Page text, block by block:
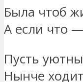
Была чтоб
А если что
Пусть
Нынче